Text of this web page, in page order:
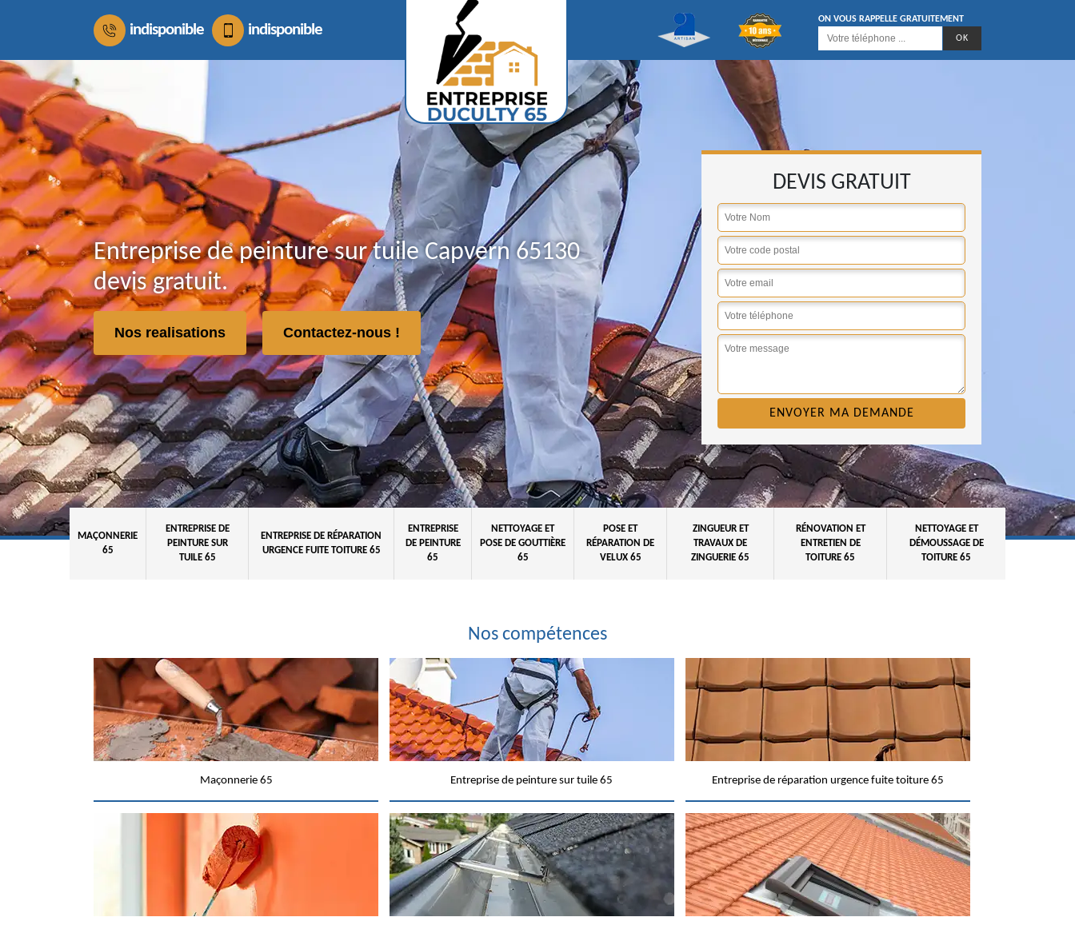
indisponible indisponible
ON VOUS RAPPELLE GRATUITEMENT
Entreprise de peinture sur tuile Capvern 65130
devis gratuit.
Nos realisations Contactez-nous !
DEVIS GRATUIT
MAÇONNERIE
65
ENTREPRISE DE
PEINTURE SUR
TUILE 65
ENTREPRISE DE RÉPARATION
URGENCE FUITE TOITURE 65
ENTREPRISE
DE PEINTURE
65
NETTOYAGE ET
POSE DE GOUTTIÈRE
65
POSE ET
RÉPARATION DE
VELUX 65
ZINGUEUR ET
TRAVAUX DE
ZINGUERIE 65
RÉNOVATION ET
ENTRETIEN DE
TOITURE 65
NETTOYAGE ET
DÉMOUSSAGE DE
TOITURE 65
Nos compétences
Maçonnerie 65 Entreprise de peinture sur tuile 65 Entreprise de réparation urgence fuite toiture 65